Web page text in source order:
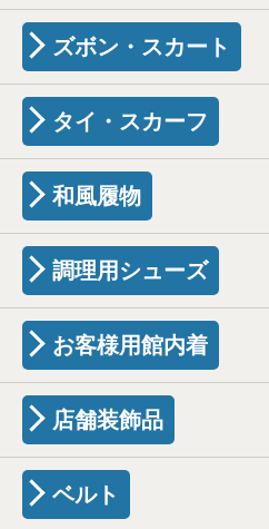
ズボン・スカート
タイ・スカーフ
和風履物
調理用シューズ
お客様用館内着
店舗装飾品
ベルト